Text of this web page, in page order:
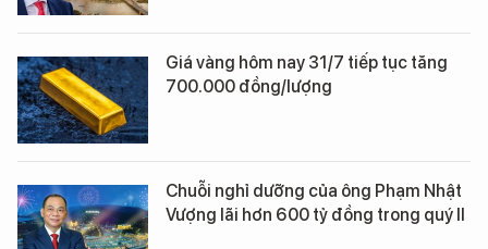
Giá vàng hôm nay 31/7 tiếp tục tăng
700.000 đồng/lượng
Chuỗi nghỉ dưỡng của ông Phạm Nhật
Vượng lãi hơn 600 tỷ đồng trong quý II